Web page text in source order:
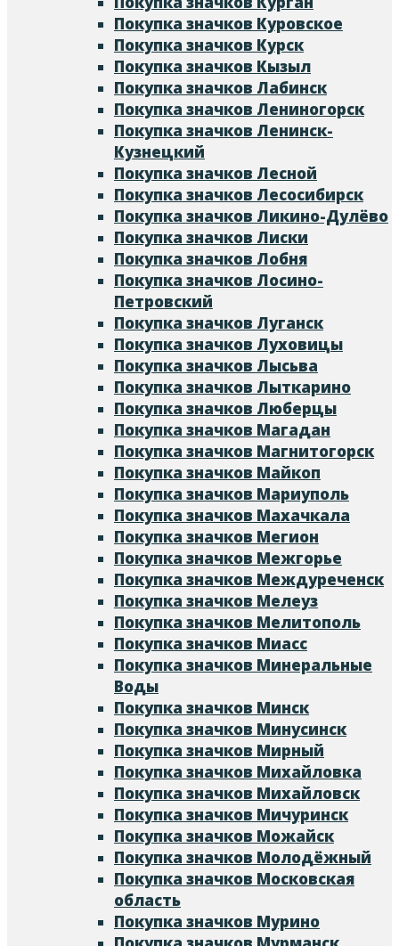
Покупка значков Куровское
Покупка значков Курск
Покупка значков Кызыл
Покупка значков Лабинск
Покупка значков Лениногорск
Покупка значков Ленинск-
Кузнецкий
Покупка значков Лесной
Покупка значков Лесосибирск
Покупка значков Ликино-Дулёво
Покупка значков Лиски
Покупка значков Лобня
Покупка значков Лосино-
Петровский
Покупка значков Луганск
Покупка значков Луховицы
Покупка значков Лысьва
Покупка значков Лыткарино
Покупка значков Люберцы
Покупка значков Магадан
Покупка значков Магнитогорск
Покупка значков Майкоп
Покупка значков Мариуполь
Покупка значков Махачкала
Покупка значков Мегион
Покупка значков Межгорье
Покупка значков Междуреченск
Покупка значков Мелеуз
Покупка значков Мелитополь
Покупка значков Миасс
Покупка значков Минеральные
Воды
Покупка значков Минск
Покупка значков Минусинск
Покупка значков Мирный
Покупка значков Михайловка
Покупка значков Михайловск
Покупка значков Мичуринск
Покупка значков Можайск
Покупка значков Молодёжный
Покупка значков Московская
область
Покупка значков Мурино